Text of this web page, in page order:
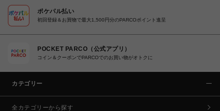
ポケパル払い
初回登録＆お買物で最大1,500円分のPARCOポイント進呈
POCKET PARCO（公式アプリ）
コイン＆クーポンでPARCOでのお買い物がオトクに
カテゴリー
全カテゴリーから探す